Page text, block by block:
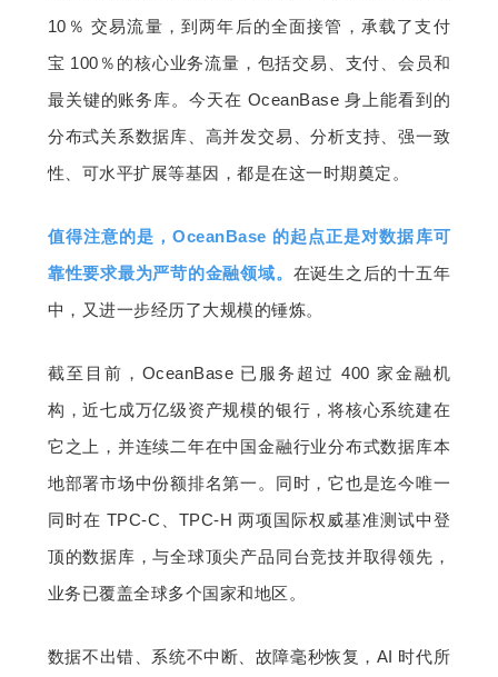
10％ 交易流量，到两年后的全面接管，承载了支付
宝 100％的核心业务流量，包括交易、支付、会员和
最关键的账务库。今天在 OceanBase 身上能看到的
分布式关系数据库、高并发交易、分析支持、强一致
性、可水平扩展等基因，都是在这一时期奠定。
值得注意的是，OceanBase 的起点正是对数据库可
靠性要求最为严苛的金融领域。 在诞生之后的十五年
中，又进一步经历了大规模的锤炼。
截至目前，OceanBase 已服务超过 400 家金融机
构，近七成万亿级资产规模的银行，将核心系统建在
它之上，并连续二年在中国金融行业分布式数据库本
地部署市场中份额排名第一。同时，它也是迄今唯一
同时在 TPC-C、TPC-H 两项国际权威基准测试中登
顶的数据库，与全球顶尖产品同台竞技并取得领先，
业务已覆盖全球多个国家和地区。
数据不出错、系统不中断、故障毫秒恢复，AI 时代所